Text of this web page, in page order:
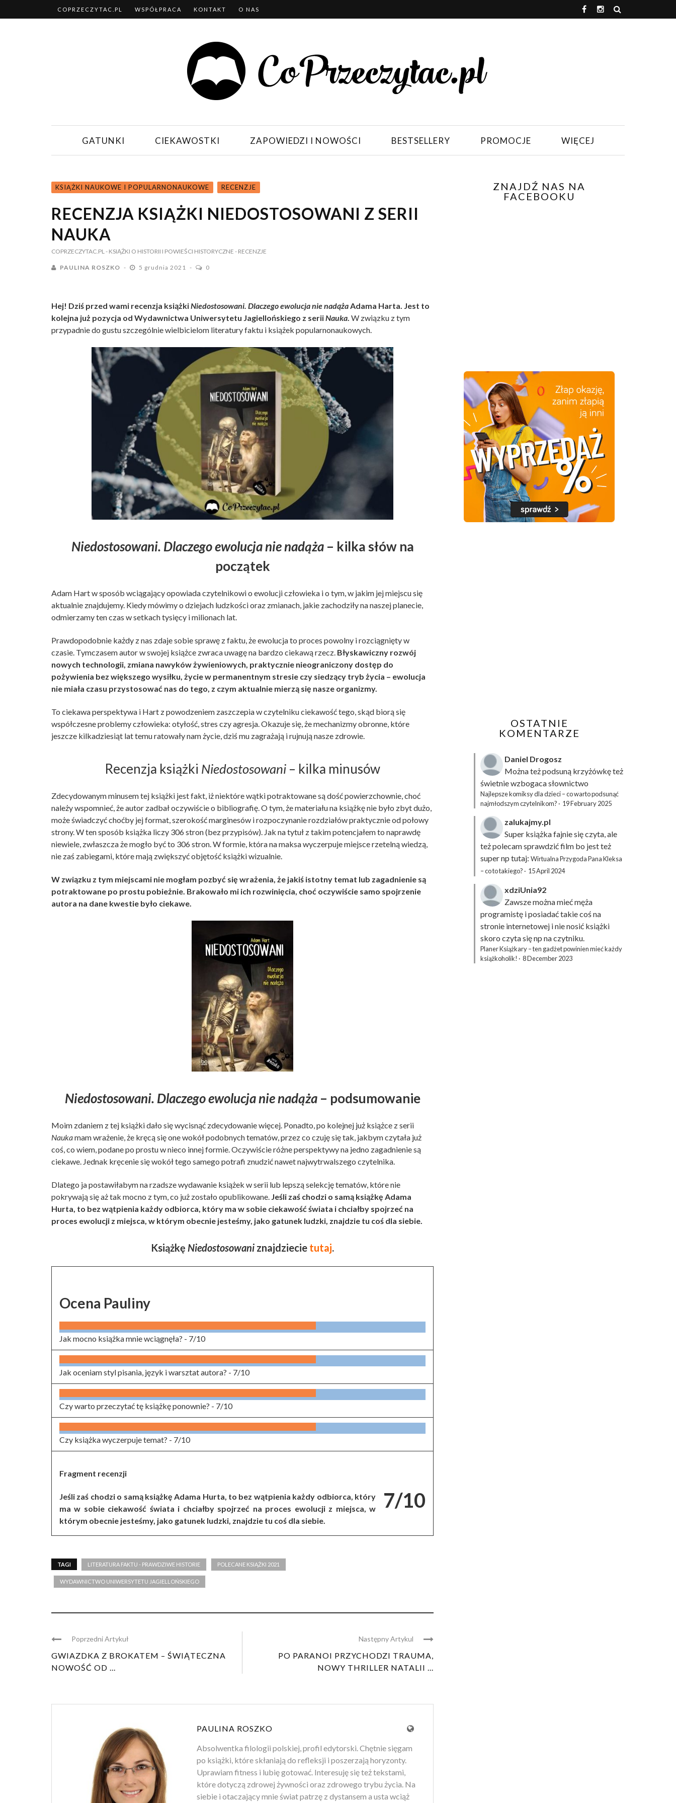
COPRZECZYTAC.PL WSPÓŁPRACA KONTAKT O NAS
GATUNKI CIEKAWOSTKI ZAPOWIEDZI I NOWOŚCI BESTSELLERY PROMOCJE WIĘCEJ
KSIĄŻKI NAUKOWE I POPULARNONAUKOWE RECENZJE
RECENZJA KSIĄŻKI NIEDOSTOSOWANI Z SERII
NAUKA
COPRZECZYTAC.PL- KSIĄŻKI O HISTORII I POWIEŚCI HISTORYCZNE - RECENZJE
PAULINA ROSZKO 5 grudnia 2021 0
Hej! Dziś przed wami recenzja książkiNiedostosowani. Dlaczego ewolucja nie nadążaAdama Harta. Jest to
kolejna już pozycja od Wydawnictwa Uniwersytetu Jagiellońskiego z seriiNauka. W związku z tym
przypadnie do gustu szczególnie wielbicielom literatury faktu i książek popularnonaukowych.
Niedostosowani. Dlaczego ewolucja nie nadąża– kilka słów na
początek
Adam Hart w sposób wciągający opowiada czytelnikowi o ewolucji człowieka i o tym, w jakim jej miejscu się
aktualnie znajdujemy. Kiedy mówimy o dziejach ludzkości oraz zmianach, jakie zachodziły na naszej planecie,
odmierzamy ten czas w setkach tysięcy i milionach lat.
Prawdopodobnie każdy z nas zdaje sobie sprawę z faktu, że ewolucja to proces powolny i rozciągnięty w
czasie. Tymczasem autor w swojej książce zwraca uwagę na bardzo ciekawą rzecz. Błyskawiczny rozwój
nowych technologii, zmiana nawyków żywieniowych, praktycznie nieograniczony dostęp do
pożywienia bez większego wysiłku, życie w permanentnym stresie czy siedzący tryb życia – ewolucja
nie miała czasu przystosować nas do tego, z czym aktualnie mierzą się nasze organizmy.
To ciekawa perspektywa i Hart z powodzeniem zaszczepia w czytelniku ciekawość tego, skąd biorą się
współczesne problemy człowieka: otyłość, stres czy agresja. Okazuje się, że mechanizmy obronne, które
jeszcze kilkadziesiąt lat temu ratowały nam życie, dziś mu zagrażają i rujnują nasze zdrowie.
Recenzja książki Niedostosowani – kilka minusów
Zdecydowanym minusem tej książki jest fakt, iż niektóre wątki potraktowane są dość powierzchownie, choć
należy wspomnieć, że autor zadbał oczywiście o bibliografię. O tym, że materiału na książkę nie było zbyt dużo,
może świadczyć choćby jej format, szerokość marginesów i rozpoczynanie rozdziałów praktycznie od połowy
strony. W ten sposób książka liczy 306 stron (bez przypisów). Jak na tytuł z takim potencjałem to naprawdę
niewiele, zwłaszcza że mogło być to 306 stron. W formie, która na maksa wyczerpuje miejsce rzetelną wiedzą,
nie zaś zabiegami, które mają zwiększyć objętość książki wizualnie.
W związku z tym miejscami nie mogłam pozbyć się wrażenia, że jakiś istotny temat lub zagadnienie są
potraktowane po prostu pobieżnie. Brakowało mi ich rozwinięcia, choć oczywiście samo spojrzenie
autora na dane kwestie było ciekawe.
Niedostosowani. Dlaczego ewolucja nie nadąża– podsumowanie
Moim zdaniem z tej książki dało się wycisnąć zdecydowanie więcej. Ponadto, po kolejnej już książce z serii
Naukamam wrażenie, że kręcą się one wokół podobnych tematów, przez co czuję się tak, jakbym czytała już
coś, co wiem, podane po prostu w nieco innej formie. Oczywiście różne perspektywy na jedno zagadnienie są
ciekawe. Jednak kręcenie się wokół tego samego potrafi znudzić nawet najwytrwalszego czytelnika.
Dlatego ja postawiłabym na rzadsze wydawanie książek w serii lub lepszą selekcję tematów, które nie
pokrywają się aż tak mocno z tym, co już zostało opublikowane. Jeśli zaś chodzi o samą książkę Adama
Hurta, to bez wątpienia każdy odbiorca, który ma w sobie ciekawość świata i chciałby spojrzeć na
proces ewolucji z miejsca, w którym obecnie jesteśmy, jako gatunek ludzki, znajdzie tu coś dla siebie.
Książkę Niedostosowani znajdziecie tutaj.
Ocena Pauliny
Jak mocno książka mnie wciągnęła? - 7/10
Jak oceniam styl pisania, język i warsztat autora? - 7/10
Czy warto przeczytać tę książkę ponownie? - 7/10
Czy książka wyczerpuje temat? - 7/10
7/10
Fragment recenzji
Jeśli zaś chodzi o samą książkę Adama Hurta, to bez wątpienia każdy odbiorca, który
ma w sobie ciekawość świata i chciałby spojrzeć na proces ewolucji z miejsca, w
którym obecnie jesteśmy, jako gatunek ludzki, znajdzie tu coś dla siebie.
TAGI LITERATURA FAKTU - PRAWDZIWE HISTORIE POLECANE KSIĄŻKI 2021
WYDAWNICTWO UNIWERSYTETU JAGIELLOŃSKIEGO
Poprzedni Artykuł
GWIAZDKA Z BROKATEM – ŚWIĄTECZNA
NOWOŚĆ OD ...
Następny Artykul
PO PARANOI PRZYCHODZI TRAUMA,
NOWY THRILLER NATALII ...
PAULINA ROSZKO
Absolwentka filologii polskiej, profil edytorski. Chętnie sięgam
po książki, które skłaniają do refleksji i poszerzają horyzonty.
Uprawiam fitness i lubię gotować. Interesuję się też tekstami,
które dotyczą zdrowej żywności oraz zdrowego trybu życia. Na
siebie i otaczający mnie świat patrzę z dystansem a usta wciąż
ZNAJDŹ NAS NA
FACEBOOKU
OSTATNIE
KOMENTARZE
Daniel Drogosz
Można też podsuną krzyżówkęteż
świetnie wzbogaca słownictwo
Najlepsze komiksy dla dzieci – co warto podsunąć
najmłodszym czytelnikom? · 19 February 2025
zalukajmy.pl
Super książka fajnie się czyta, ale
też polecam sprawdzić film bo jest też
super np tutaj: Wirtualna Przygoda Pana Kleksa
– co to takiego? · 15 April 2024
xdziUnia92
Zawsze można mieć męża
programistę i posiadać takie coś na
stronie internetowej i nie nosić książki
skoro czyta się np na czytniku.
Planer Książkary – ten gadżet powinien mieć każdy
książkoholik! · 8 December 2023